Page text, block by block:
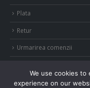
Plata
Retur
Urmarirea comenzii
We use cookies
experience on our